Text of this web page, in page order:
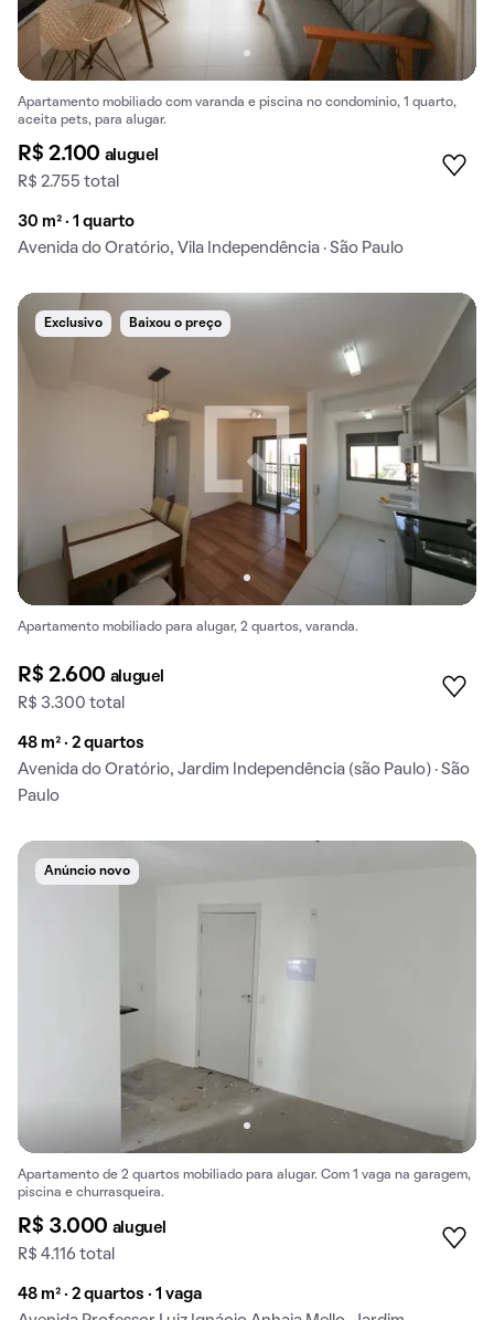
Apartamento mobiliado com varanda e piscina no condomínio, 1 quarto,
aceita pets, para alugar.
R$ 2.100 aluguel
R$ 2.755 total
30 m² · 1 quarto
Avenida do Oratório, Vila Independência · São Paulo
Exclusivo Baixou o preço
Apartamento mobiliado para alugar, 2 quartos, varanda.
R$ 2.600 aluguel
R$ 3.300 total
48 m² · 2 quartos
Avenida do Oratório, Jardim Independência (são Paulo) · São
Paulo
Anúncio novo
Apartamento de 2 quartos mobiliado para alugar. Com 1 vaga na garagem,
piscina e churrasqueira.
R$ 3.000 aluguel
R$ 4.116 total
48 m² · 2 quartos · 1 vaga